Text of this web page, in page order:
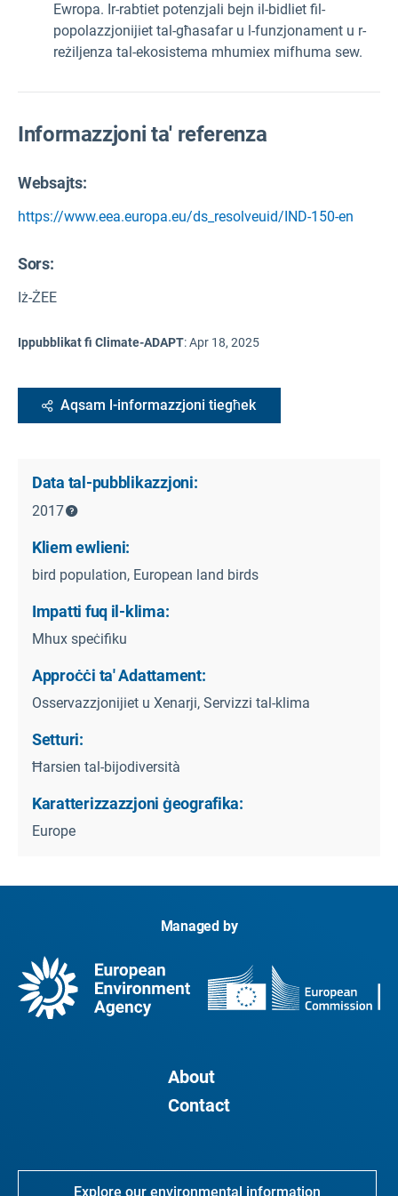
Ewropa. Ir-rabtiet potenzjali bejn il-bidliet fil-
popolazzjonijiet tal-għasafar u l-funzjonament u r-
reżiljenza tal-ekosistema mhumiex mifhuma sew.
Informazzjoni ta' referenza
Websajts:
https://www.eea.europa.eu/ds_resolveuid/IND-150-en
Sors:
Iż-ŻEE
Ippubblikat fi Climate-ADAPT:Apr 18, 2025
Aqsam l-informazzjoni tiegħek
Data tal-pubblikazzjoni:
2017
Kliem ewlieni:
bird population, European land birds
Impatti fuq il-klima:
Mhux speċifiku
Approċċi ta' Adattament:
Osservazzjonijiet u Xenarji, Servizzi tal-klima
Setturi:
Ħarsien tal-bijodiversità
Karatterizzazzjoni ġeografika:
Europe
Managed by
About
Contact
Explore our environmental information